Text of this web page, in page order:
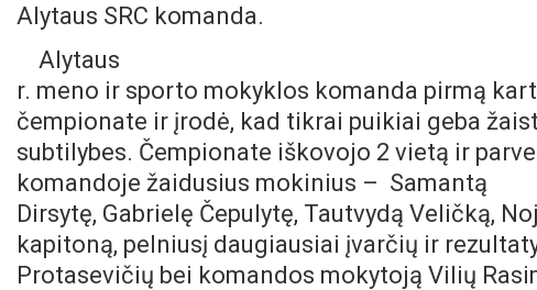
Alytaus SRC komanda.
Alytaus
r. meno ir sporto mokyklos komanda pirmą
čempionate ir įrodė, kad tikrai puikiai geba
subtilybes. Čempionate iškovojo 2 vietą ir
komandoje žaidusius mokinius – Samantą
Dirsytę, Gabrielę Čepulytę, Tautvydą Veličką,
kapitoną, pelniusį daugiausiai įvarčių ir
Protasevičių bei komandos mokytoją Vilių